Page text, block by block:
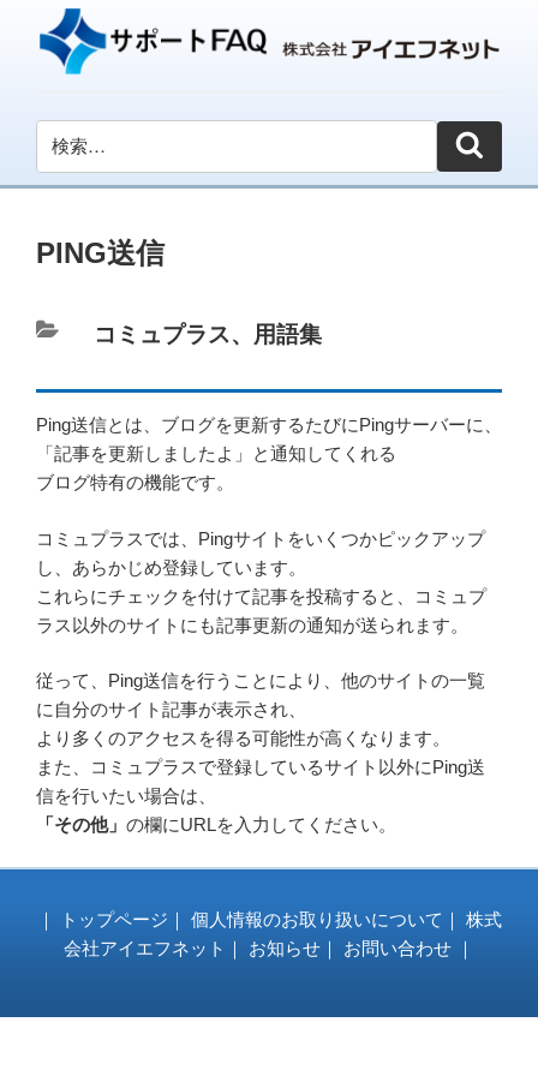
PING送信
カ
リ
ー
コミュプラス、 用語集
Ping送信とは、ブログを更新するたびにPingサーバーに、
「記事を更新しましたよ」と通知してくれる
ブログ特有の機能です。
コミュプラスでは、Pingサイトをいくつかピックアップ
し、あらかじめ登録しています。
これらにチェックを付けて記事を投稿すると、コミュプ
ラス以外のサイトにも記事更新の通知が送られます。
従って、Ping送信を行うことにより、他のサイトの一覧
に自分のサイト記事が表示され、
より多くのアクセスを得る可能性が高くなります。
また、コミュプラスで登録しているサイト以外にPing送
信を行いたい場合は、
「その他」 の欄にURLを入力してください。
｜ トップページ ｜ 個人情報のお取り扱いについて ｜ 株式
会社アイエフネット ｜ お知らせ ｜ お問い合わせ ｜